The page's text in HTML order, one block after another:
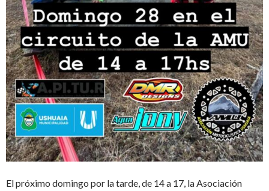
El próximo domingo por la tarde, de 14 a 17, la Asociación